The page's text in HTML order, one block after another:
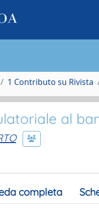
1 Contributo su Rivista
al
completa